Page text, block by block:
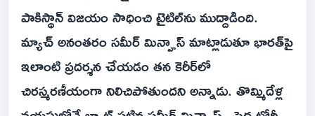
పాకిస్థాన్ విజయం సాధించి టైటిల్‌ను ముద్దాడింది.
మ్యాచ్ అనంతరం సమీర్ మిన్హాస్ మాట్లాడుతూ భారత్‌పై
ఇలాంటి ప్రదర్శన చేయడం తన కెరీర్‌లో
చిరస్మరణీయంగా నిలిచిపోతుందని అన్నాడు. తొమ్మిదేళ్ల